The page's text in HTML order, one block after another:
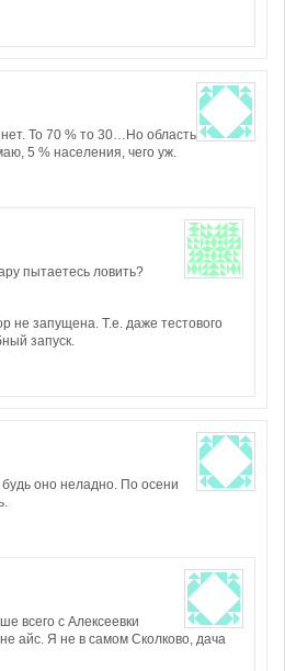
То 70 % то 30…Но область
5 % населения, чего уж.
пытаетесь ловить?
не запущена. Т.е. даже тестового
запуск.
оно неладно. По осени
всего с Алексеевки
айс. Я не в самом Сколково, дача